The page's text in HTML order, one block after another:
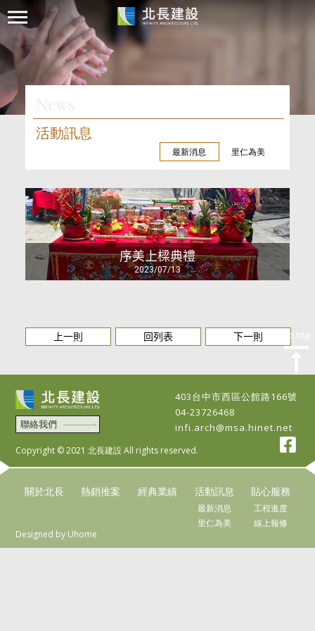
活動訊息
最新消息 里仁為美
序美上樑典禮
2023/07/13
上一則 回列表 下一則
聯絡我們
403台中市西區公館路166號
04-23726468
infi.arch@msa.hinet.net
Copyright © 2021 北長建設 All rights reserved.
關於北長 熱銷推案 經典業績 活動訊息
最新消息
里仁為美
貼心服務
工程進度
線上報修
Designed by Uhome